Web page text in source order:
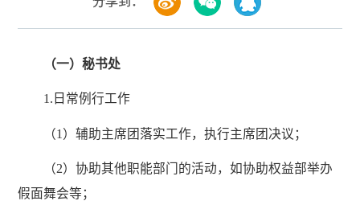
（一）秘书处
1.日常例行工作
（1）辅助主席团落实工作，执行主席团决议；
（2）协助其他职能部门的活动，如协助权益部举办
假面舞会等；